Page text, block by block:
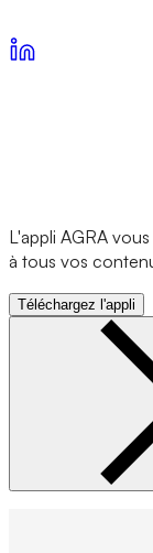
L'appli AGRA
à tous vos
Téléchargez l'appli